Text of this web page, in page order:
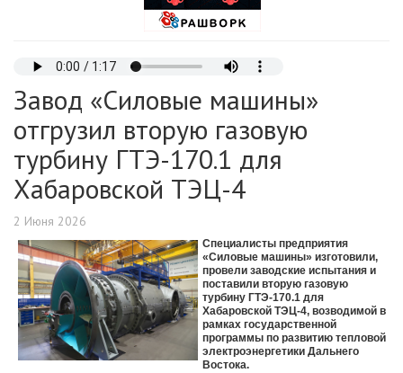
Завод «Силовые машины»
отгрузил вторую газовую
турбину ГТЭ-170.1 для
Хабаровской ТЭЦ-4
2 Июня 2026
Специалисты предприятия
«Силовые машины» изготовили,
провели заводские испытания и
поставили вторую газовую
турбину ГТЭ-170.1 для
Хабаровской ТЭЦ-4, возводимой в
рамках государственной
программы по развитию тепловой
электроэнергетики Дальнего
Востока.